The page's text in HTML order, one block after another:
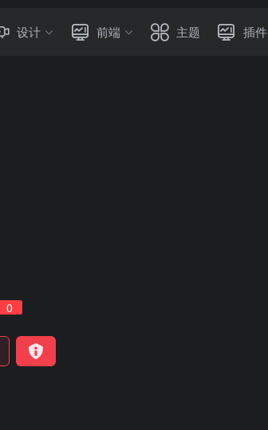
设计 前端 主题 插件
0